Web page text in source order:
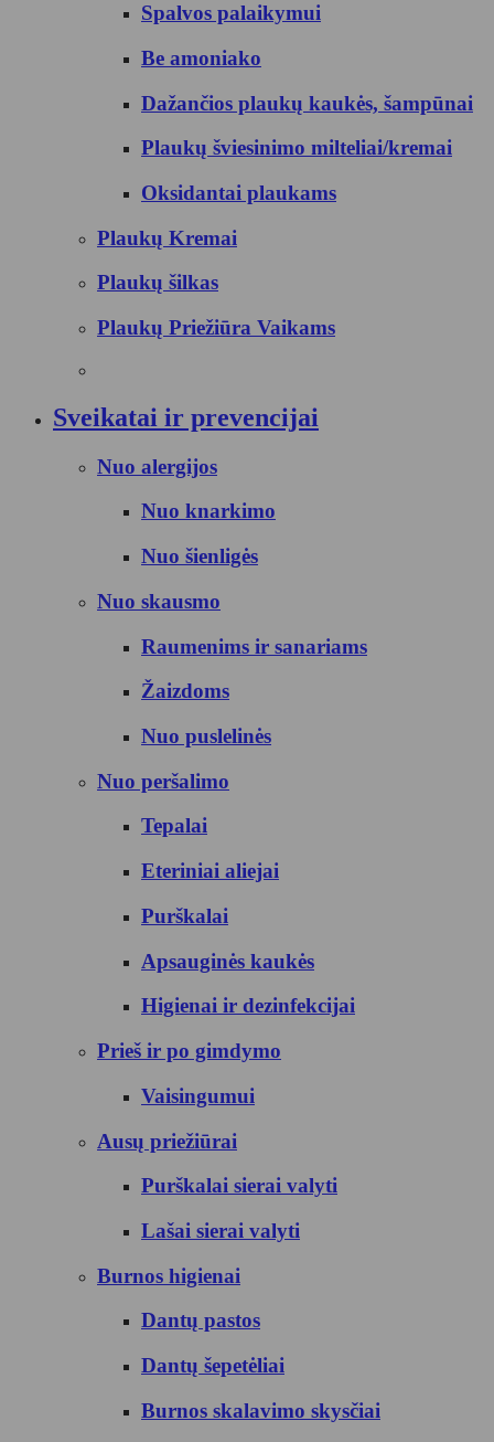
Spalvos palaikymui
Be amoniako
Dažančios plaukų kaukės, šampūnai
Plaukų šviesinimo milteliai/kremai
Oksidantai plaukams
Plaukų Kremai
Plaukų šilkas
Plaukų Priežiūra Vaikams
Sveikatai ir prevencijai
Nuo alergijos
Nuo knarkimo
Nuo šienligės
Nuo skausmo
Raumenims ir sanariams
Žaizdoms
Nuo puslelinės
Nuo peršalimo
Tepalai
Eteriniai aliejai
Purškalai
Apsauginės kaukės
Higienai ir dezinfekcijai
Prieš ir po gimdymo
Vaisingumui
Ausų priežiūrai
Purškalai sierai valyti
Lašai sierai valyti
Burnos higienai
Dantų pastos
Dantų šepetėliai
Burnos skalavimo skysčiai